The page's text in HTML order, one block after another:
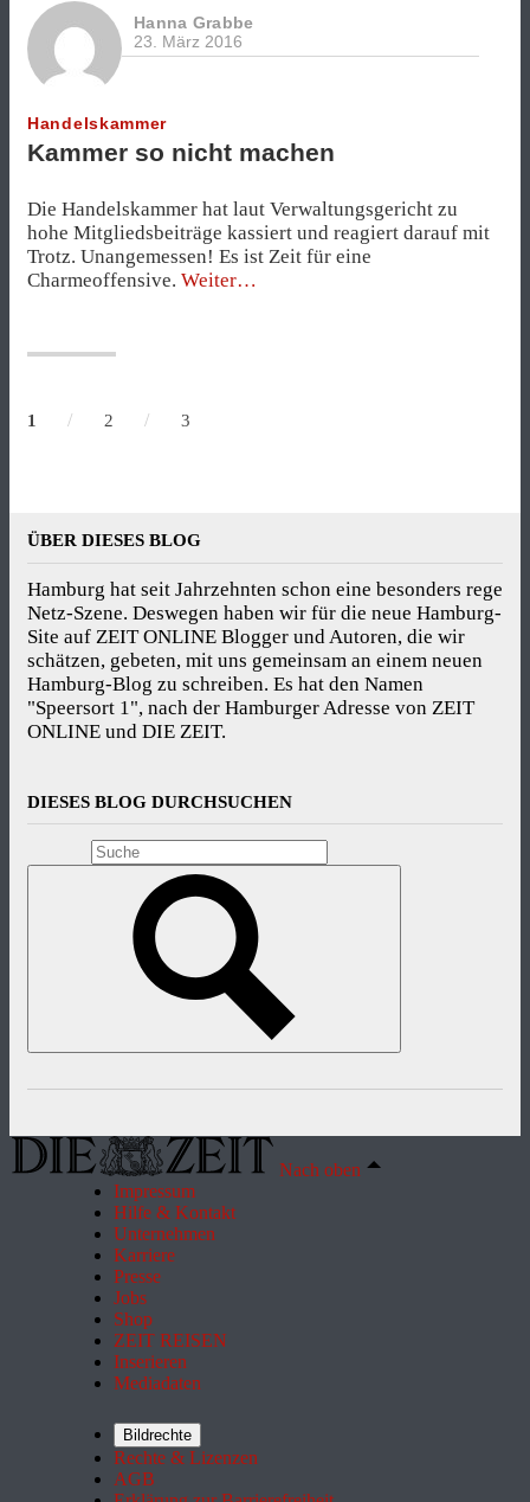
Hanna Grabbe
23. März 2016
Handelskammer
Kammer so nicht machen
Die Handelskammer hat laut Verwaltungsgericht zu
hohe Mitgliedsbeiträge kassiert und reagiert darauf mit
Trotz. Unangemessen! Es ist Zeit für eine
Charmeoffensive. Weiter„Kammer
1 / 2 / 3
ÜBER DIESES BLOG
Hamburg hat seit Jahrzehnten schon eine besonders rege
Netz-Szene. Deswegen haben wir für die neue Hamburg-
Site auf ZEIT ONLINE Blogger und Autoren, die wir
schätzen, gebeten, mit uns gemeinsam an einem neuen
Hamburg-Blog zu schreiben. Es hat den Namen
"Speersort 1", nach der Hamburger Adresse von ZEIT
ONLINE und DIE ZEIT.
DIESES BLOG DURCHSUCHEN
Nach oben
Impressum
Hilfe & Kontakt
Unternehmen
Karriere
Presse
Jobs
Shop
ZEIT REISEN
Inserieren
Mediadaten
Bildrechte
Rechte & Lizenzen
AGB